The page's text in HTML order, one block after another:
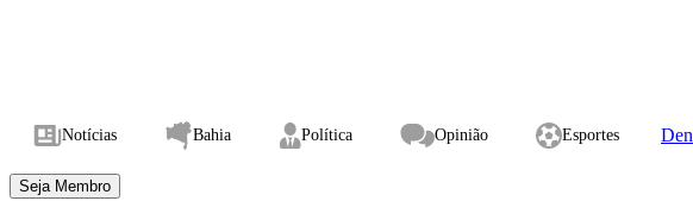
Notícias Bahia Política Opinião Esportes
Seja Membro